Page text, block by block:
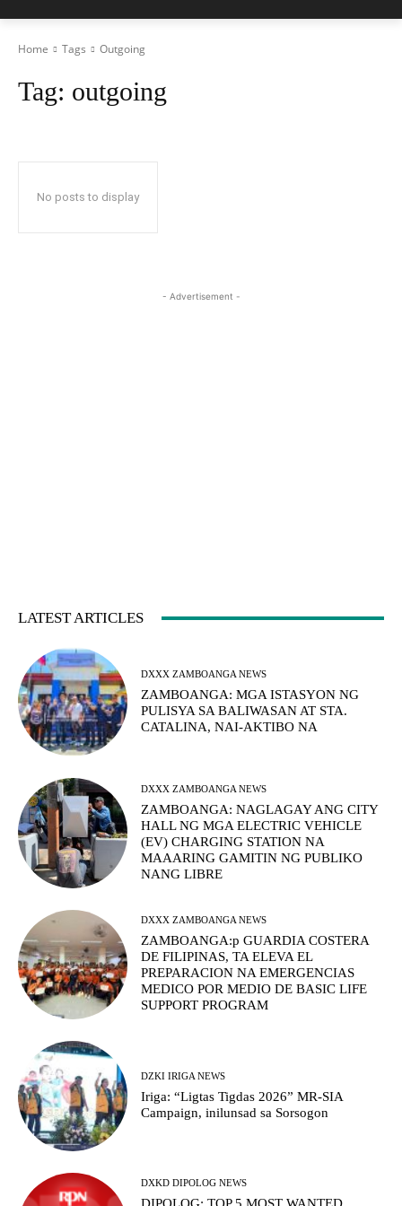
Home Tags Outgoing
Tag: outgoing
No posts to display
- Advertisement -
LATEST ARTICLES
DXXX ZAMBOANGA NEWS
ZAMBOANGA: MGA ISTASYON NG
PULISYA SA BALIWASAN AT STA.
CATALINA, NAI-AKTIBO NA
DXXX ZAMBOANGA NEWS
ZAMBOANGA: NAGLAGAY ANG CITY
HALL NG MGA ELECTRIC VEHICLE
(EV) CHARGING STATION NA
MAAARING GAMITIN NG PUBLIKO
NANG LIBRE
DXXX ZAMBOANGA NEWS
ZAMBOANGA:p GUARDIA COSTERA
DE FILIPINAS, TA ELEVA EL
PREPARACION NA EMERGENCIAS
MEDICO POR MEDIO DE BASIC LIFE
SUPPORT PROGRAM
DZKI IRIGA NEWS
Iriga: “Ligtas Tigdas 2026” MR-SIA
Campaign, inilunsad sa Sorsogon
DXKD DIPOLOG NEWS